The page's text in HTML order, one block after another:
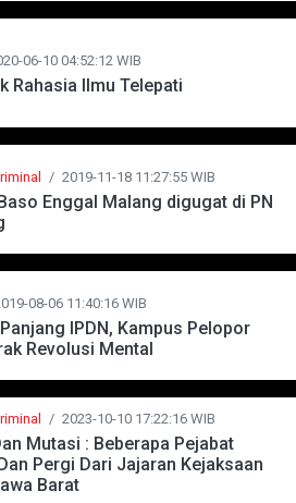
06-10 04:52:12 WIB
Rahasia Ilmu Telepati
/ 2019-11-18 11:27:55 WIB
Enggal Malang digugat di PN
08-06 11:40:16 WIB
IPDN, Kampus Pelopor
Revolusi Mental
/ 2023-10-10 17:22:16 WIB
Mutasi : Beberapa Pejabat
Pergi Dari Jajaran Kejaksaan
Barat